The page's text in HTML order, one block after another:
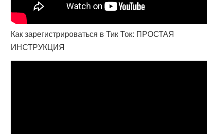
Как зарегистрироваться в Тик Ток: ПРОСТАЯ
ИНСТРУКЦИЯ